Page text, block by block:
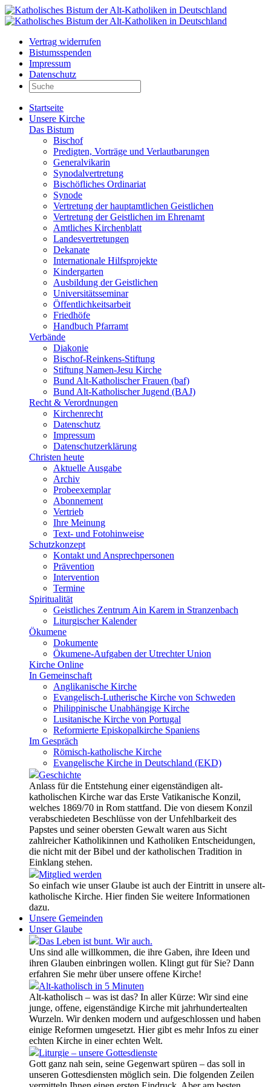
Vertrag widerrufen
Bistumsspenden
Impressum
Datenschutz
Startseite
Unsere Kirche
Das Bistum
Bischof
Predigten, Vorträge und Verlautbarungen
Generalvikarin
Synodalvertretung
Bischöfliches Ordinariat
Synode
Vertretung der hauptamtlichen Geistlichen
Vertretung der Geistlichen im Ehrenamt
Amtliches Kirchenblatt
Landesvertretungen
Dekanate
Internationale Hilfsprojekte
Kindergarten
Ausbildung der Geistlichen
Universitätsseminar
Öffentlichkeitsarbeit
Friedhöfe
Handbuch Pfarramt
Verbände
Diakonie
Bischof-Reinkens-Stiftung
Stiftung Namen-Jesu Kirche
Bund Alt-Katholischer Frauen (baf)
Bund Alt-Katholischer Jugend (BAJ)
Recht & Verordnungen
Kirchenrecht
Datenschutz
Impressum
Datenschutzerklärung
Christen heute
Aktuelle Ausgabe
Archiv
Probeexemplar
Abonnement
Vertrieb
Ihre Meinung
Text- und Fotohinweise
Schutzkonzept
Kontakt und Ansprechpersonen
Prävention
Intervention
Termine
Spiritualität
Geistliches Zentrum Ain Karem in Stranzenbach
Liturgischer Kalender
Ökumene
Dokumente
Ökumene-Aufgaben der Utrechter Union
Kirche Online
In Gemeinschaft
Anglikanische Kirche
Evangelisch-Lutherische Kirche von Schweden
Philippinische Unabhängige Kirche
Lusitanische Kirche von Portugal
Reformierte Episkopalkirche Spaniens
Im Gespräch
Römisch-katholische Kirche
Evangelische Kirche in Deutschland (EKD)
Geschichte
Anlass für die Entstehung einer eigenständigen alt-
katholischen Kirche war das Erste Vatikanische Konzil,
welches 1869/70 in Rom stattfand. Die von diesem Konzil
verabschiedeten Beschlüsse von der Unfehlbarkeit des
Papstes und seiner obersten Gewalt waren aus Sicht
zahlreicher Katholikinnen und Katholiken Entscheidungen,
die nicht mit der Bibel und der katholischen Tradition in
Einklang stehen.
Mitglied werden
So einfach wie unser Glaube ist auch der Eintritt in unsere alt-
katholische Kirche. Hier finden Sie weitere Informationen
dazu.
Unsere Gemeinden
Unser Glaube
Das Leben ist bunt. Wir auch.
Uns sind alle willkommen, die ihre Gaben, ihre Ideen und
ihren Glauben einbringen wollen. Klingt gut für Sie? Dann
erfahren Sie mehr über unsere offene Kirche!
Alt-katholisch in 5 Minuten
Alt-katholisch – was ist das? In aller Kürze: Wir sind eine
junge, offene, eigenständige Kirche mit jahrhundertealten
Wurzeln. Wir denken modern und aufgeschlossen und haben
einige Reformen umgesetzt. Hier gibt es mehr Infos zu einer
echten Kirche in einer echten Welt.
Liturgie – unsere Gottesdienste
Gott ganz nah sein, seine Gegenwart spüren – das soll in
unseren Gottesdiensten möglich sein. Die folgenden Zeilen